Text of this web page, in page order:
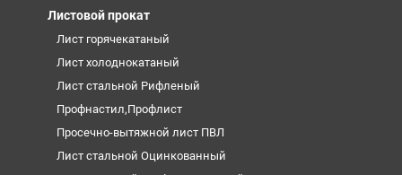
Листовой прокат
Лист горячекатаный
Лист холоднокатаный
Лист стальной Рифленый
Профнастил,Профлист
Просечно-вытяжной лист ПВЛ
Лист стальной Оцинкованный